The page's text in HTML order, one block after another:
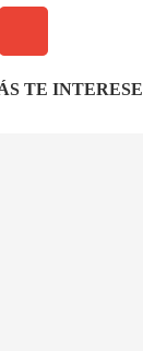
TE INTERESE